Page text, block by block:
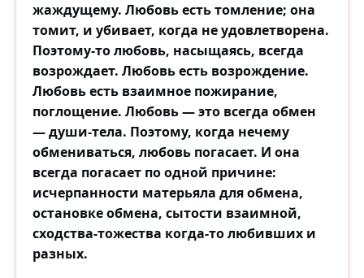
жаждущему. Любовь есть томление; она
томит, и убивает, когда не удовлетворена.
Поэтому-то любовь, насыщаясь, всегда
возрождает. Любовь есть возрождение.
Любовь есть взаимное пожирание,
поглощение. Любовь — это всегда обмен
— души-тела. Поэтому, когда нечему
обмениваться, любовь погасает. И она
всегда погасает по одной причине:
исчерпанности матерьяла для обмена,
остановке обмена, сытости взаимной,
сходства-тожества когда-то любивших и
разных.